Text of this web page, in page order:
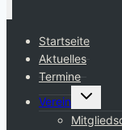
Startseite
Aktuelles
Termine
Verein
Untermenü